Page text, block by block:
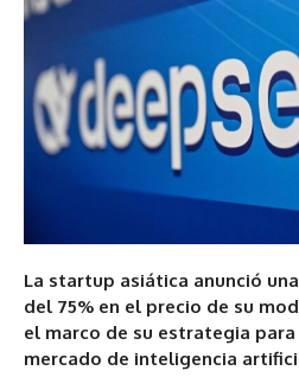
La startup asiática anunció
del 75% en el precio de su
el marco de su estrategia
mercado de inteligencia